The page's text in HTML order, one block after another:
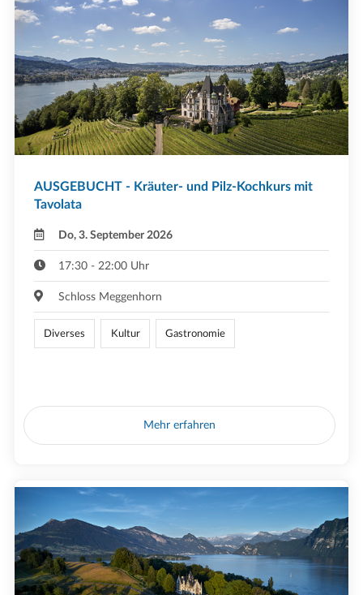
AUSGEBUCHT - Kräuter- und Pilz-Kochkurs mit
Tavolata
Do, 3. September 2026
17:30 - 22:00 Uhr
Schloss Meggenhorn
Diverses Kultur Gastronomie
Mehr erfahren